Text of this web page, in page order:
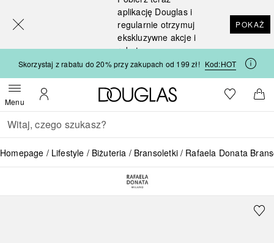
aplikację Douglas i
regularnie otrzymuj
ekskluzywne akcje i
rabaty
POKAŻ
Skorzystaj z rabatu do 20% przy zakupach od 199 zł! Kod:HOT
MenuOtwórz menuMoje konto
Strona główna Douglas
Do listyDo
Wracać
Wykonaj wyszukiwanie
Homepage Lifestyle Biżuteria Bransoletki Rafaela Donata
[navigation.slideout.screenreader]